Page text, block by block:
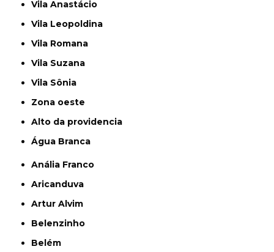
Vila Anastácio
Vila Leopoldina
Vila Romana
Vila Suzana
Vila Sônia
Zona oeste
alto da providencia
Água Branca
Anália Franco
Aricanduva
Artur Alvim
Belenzinho
Belém